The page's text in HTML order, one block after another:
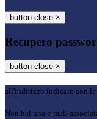
button close ×
Recupero
button close ×
all'indirizzo indicato con le
Non hai una e-mail